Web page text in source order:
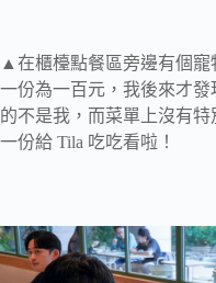
▲在櫃檯點餐區旁邊有個寵
一份為一百元，我後來才
的不是我，而菜單上沒有
一份給 Tila 吃吃看啦！